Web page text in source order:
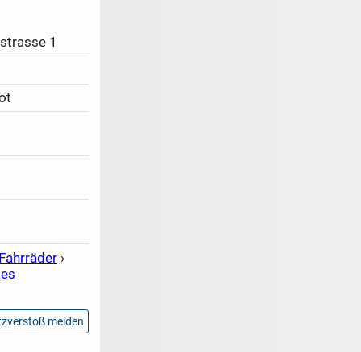
1
Fahrräder ›
melden